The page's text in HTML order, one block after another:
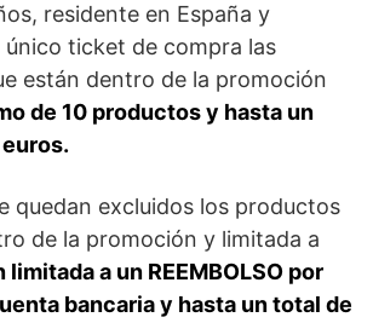
residente en España y
ticket de compra las
están dentro de la promoción
de 10 productos y hasta un
quedan excluidos los productos
de la promoción y limitada a
a un REEMBOLSO por
bancaria y hasta un total de